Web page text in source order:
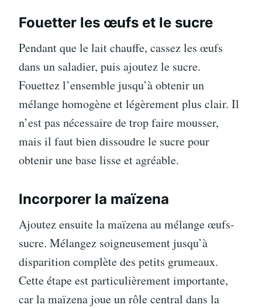
Fouetter les œufs et le sucre
Pendant que le lait chauffe, cassez les œufs
dans un saladier, puis ajoutez le sucre.
Fouettez l’ensemble jusqu’à obtenir un
mélange homogène et légèrement plus clair. Il
n’est pas nécessaire de trop faire mousser,
mais il faut bien dissoudre le sucre pour
obtenir une base lisse et agréable.
Incorporer la maïzena
Ajoutez ensuite la maïzena au mélange œufs-
sucre. Mélangez soigneusement jusqu’à
disparition complète des petits grumeaux.
Cette étape est particulièrement importante,
car la maïzena joue un rôle central dans la